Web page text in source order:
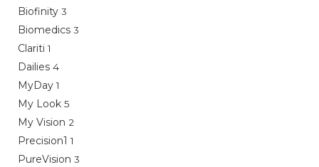
Biofinity 3
Biomedics 3
Clariti 1
Dailies 4
MyDay 1
My Look 5
My Vision 2
Precision1 1
PureVision 3